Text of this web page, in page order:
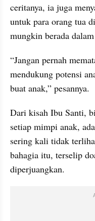
ceritanya, ia juga
untuk para orang tua
mungkin berada
“Jangan pernah
mendukung potensi
buat anak,” pesannya.
Dari kisah Ibu Santi,
setiap mimpi anak,
sering kali tidak
bahagia itu, terselip
diperjuangkan.